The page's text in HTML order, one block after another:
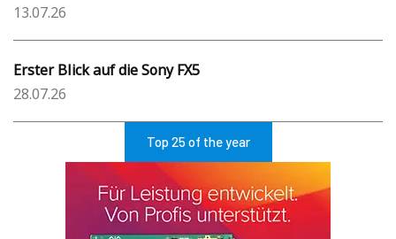
13.07.26
Erster Blick auf die Sony FX5
28.07.26
Top 25 of the year